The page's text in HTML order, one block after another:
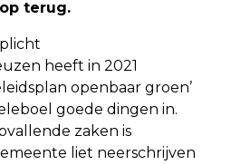
terug.
heeft in 2021
openbaar groen’
goede dingen in.
zaken is
liet neerschrijven